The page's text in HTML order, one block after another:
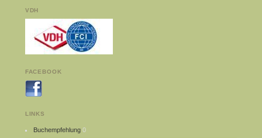
VDH
FACEBOOK
LINKS
Buchempfehlung 0